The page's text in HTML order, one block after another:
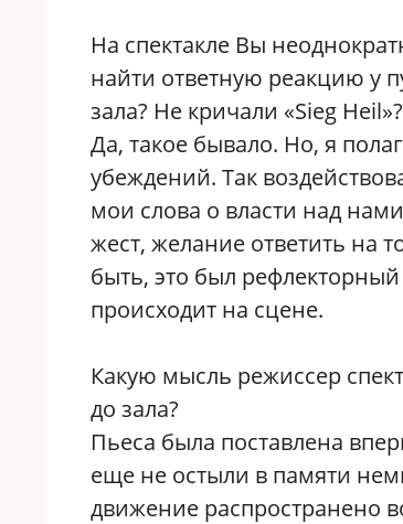
На спектакле Вы
найти ответную реакцию у
зала? Не кричали «Sieg Heil»?
Да, такое бывало. Но, я
убеждений. Так
мои слова о власти над
жест, желание ответить на
быть, это был
происходит на сцене.
Какую мысль режиссер
до зала?
Пьеса была поставлена
еще не остыли в памяти
движение распространено